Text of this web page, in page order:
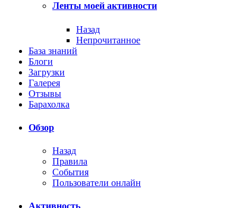
Ленты моей активности
Назад
Непрочитанное
База знаний
Блоги
Загрузки
Галерея
Отзывы
Барахолка
Обзор
Назад
Правила
События
Пользователи онлайн